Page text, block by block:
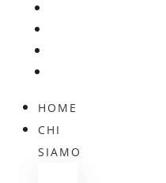
HOME
CHI
SIAMO